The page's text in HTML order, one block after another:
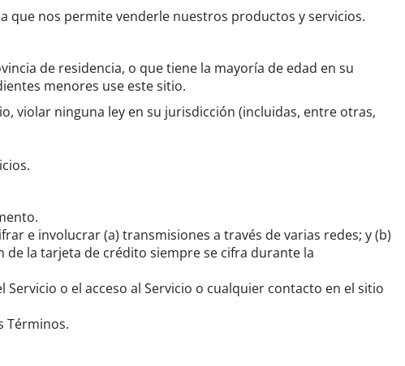
nos permite venderle nuestros productos y servicios.
de residencia, o que tiene la mayoría de edad en su
menores use este sitio.
violar ninguna ley en su jurisdicción (incluidas, entre otras,
e involucrar (a) transmisiones a través de varias redes; y (b)
de la tarjeta de crédito siempre se cifra durante la
o el acceso al Servicio o cualquier contacto en el sitio
Términos.